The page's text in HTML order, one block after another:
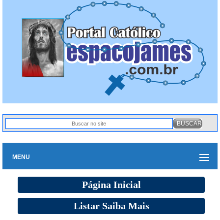
MENU
Página Inicial
Listar Saiba Mais